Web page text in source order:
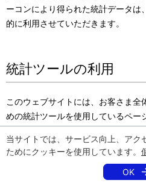
当サイトでは、サービス向上、アク
ためにクッキーを使用しています。
OK
ーコンにより得られた統計データは
的に利用させていただきます。
統計ツールの利用
このウェブサイトには、お客さま全
めの統計ツールを使用しているペー
ていただきます。